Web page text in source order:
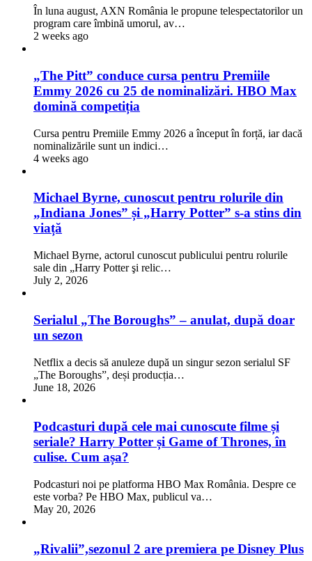
În luna august, AXN România le propune telespectatorilor un
program care îmbină umorul, av…
2 weeks ago
„The Pitt” conduce cursa pentru Premiile
Emmy 2026 cu 25 de nominalizări. HBO Max
domină competiția
Cursa pentru Premiile Emmy 2026 a început în forță, iar dacă
nominalizările sunt un indici…
4 weeks ago
Michael Byrne, cunoscut pentru rolurile din
„Indiana Jones” și „Harry Potter” s-a stins din
viață
Michael Byrne, actorul cunoscut publicului pentru rolurile
sale din „Harry Potter şi relic…
July 2, 2026
Serialul „The Boroughs” – anulat, după doar
un sezon
Netflix a decis să anuleze după un singur sezon serialul SF
„The Boroughs”, deși producția…
June 18, 2026
Podcasturi după cele mai cunoscute filme și
seriale? Harry Potter și Game of Thrones, în
culise. Cum așa?
Podcasturi noi pe platforma HBO Max România. Despre ce
este vorba? Pe HBO Max, publicul va…
May 20, 2026
„Rivalii”,sezonul 2 are premiera pe Disney Plus